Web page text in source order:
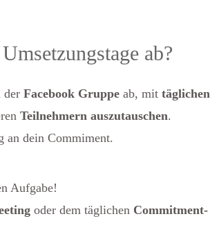
ab?
der Facebook Gruppe ab, mit täglichen
Teilnehmern auszutauschen.
an dein Commiment.
Aufgabe!
oder dem täglichen Commitment-